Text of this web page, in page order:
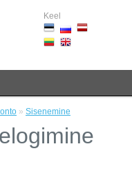
Keel
» Sisenemine